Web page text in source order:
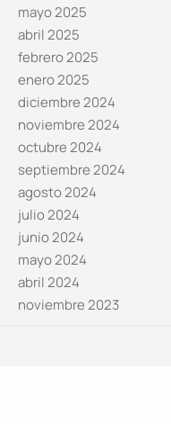
mayo 2025
abril 2025
febrero 2025
enero 2025
diciembre 2024
noviembre 2024
octubre 2024
septiembre 2024
agosto 2024
julio 2024
junio 2024
mayo 2024
abril 2024
noviembre 2023